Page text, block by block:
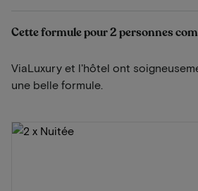
Cette formule pour 2 personnes
ViaLuxury et l'hôtel ont
une belle formule.